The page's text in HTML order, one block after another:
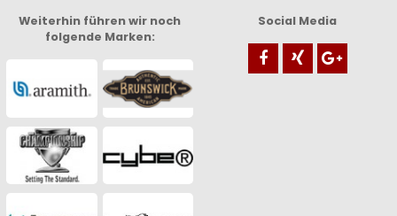
Weiterhin führen wir noch
folgende Marken:
Social Media